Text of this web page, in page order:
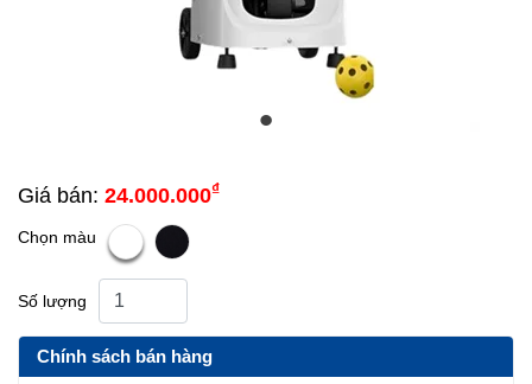
Giá bán: 24.000.000₫
Chọn màu
Số lượng
Chính sách bán hàng